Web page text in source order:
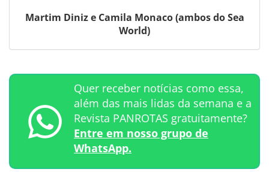
Martim Diniz e Camila Monaco (ambos do Sea
World)
Quer receber notícias como essa,
além das mais lidas da semana e a
Revista PANROTAS gratuitamente?
Entre em nosso grupo de
WhatsApp.